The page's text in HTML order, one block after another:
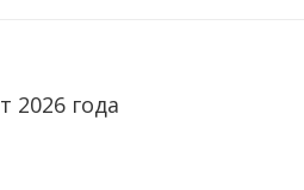
2026 года